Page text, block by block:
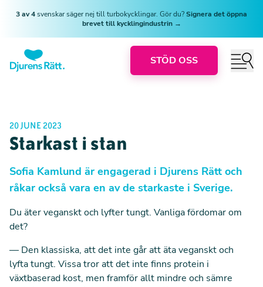
3 av 4svenskar säger nej till turbokycklingar. Gör du?Signera det öppna
brevet till kycklingindustrin →
STÖD OSS
20 JUNE 2023
Starkast i stan
Sofia Kamlund är engagerad i Djurens Rätt och
råkar också vara en av de starkaste i Sverige.
Du äter veganskt och lyfter tungt. Vanliga fördomar om
det?
— Den klassiska, att det inte går att äta veganskt och
lyfta tungt. Vissa tror att det inte finns protein i
växtbaserad kost, men framför allt mindre och sämre